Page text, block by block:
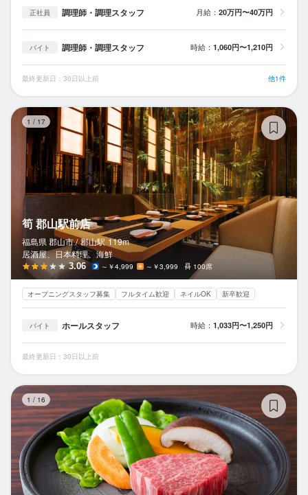
正社員 調理師・調理スタッフ 月給： 20万円〜40万円
バイト 調理師・調理スタッフ 時給： 1,060円〜1,210円
最終更新日：30日以上前 他1件
1 / 17
筍 郡山駅前店
福島県 郡山市 / 郡山駅 119m
居酒屋、日本料理、海鮮
3.06 ～￥4,999 ～￥3,999 100席
オープニングスタッフ募集 フルタイム歓迎 ネイルOK 新卒歓迎
バイト ホールスタッフ 時給： 1,033円〜1,250円
最終更新日：30日以上前
1 / 16